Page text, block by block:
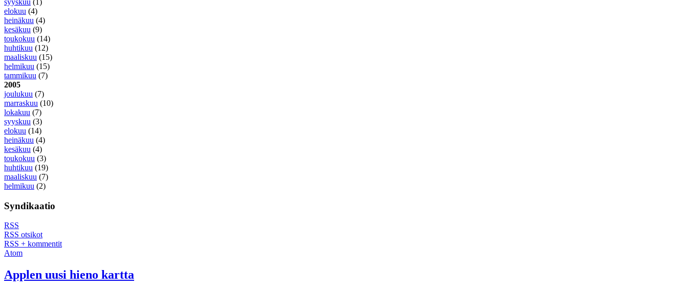
syyskuu (1)
elokuu (4)
heinäkuu (4)
kesäkuu (9)
toukokuu (14)
huhtikuu (12)
maaliskuu (15)
helmikuu (15)
tammikuu (7)
2005
joulukuu (7)
marraskuu (10)
lokakuu (7)
syyskuu (3)
elokuu (14)
heinäkuu (4)
kesäkuu (4)
toukokuu (3)
huhtikuu (19)
maaliskuu (7)
helmikuu (2)
Syndikaatio
RSS
RSS otsikot
RSS + kommentit
Atom
Applen uusi hieno kartta